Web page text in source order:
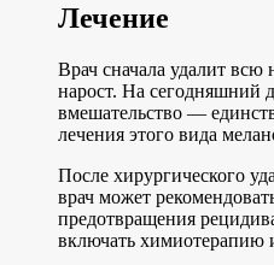
Лечение
Врач сначала удалит
нарост. На сегодняшний
вмешательство —
лечения этого вида
После хирургического
врач может
предотвращения
включать химиотерапию